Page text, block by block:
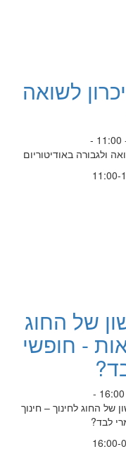
לשואה
של החוג
- חופשי
של החוג לחינוך – חינוך
לבד?